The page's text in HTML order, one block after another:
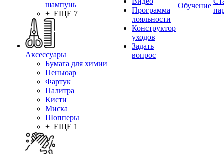
шампунь
+ ЕЩЕ 7
Аксессуары
Бумага для химии
Пеньюар
Фартук
Палитра
Кисти
Миска
Шопперы
+ ЕЩЕ 1
Программа
лояльности
Конструктор
уходов
Задать
вопрос
Обучение